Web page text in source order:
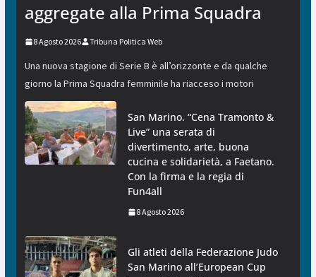
aggregate alla Prima Squadra
8 Agosto 2026 Tribuna Politica Web
Una nuova stagione di Serie B è all’orizzonte e da qualche
giorno la Prima Squadra femminile ha riacceso i motori
San Marino. “Cena Tramonto &
Live” una serata di
divertimento, arte, buona
cucina e solidarietà, a Faetano.
Con la firma e la regia di
Fun4all
8 Agosto 2026
Gli atleti della Federazione Judo
San Marino all’European Cup